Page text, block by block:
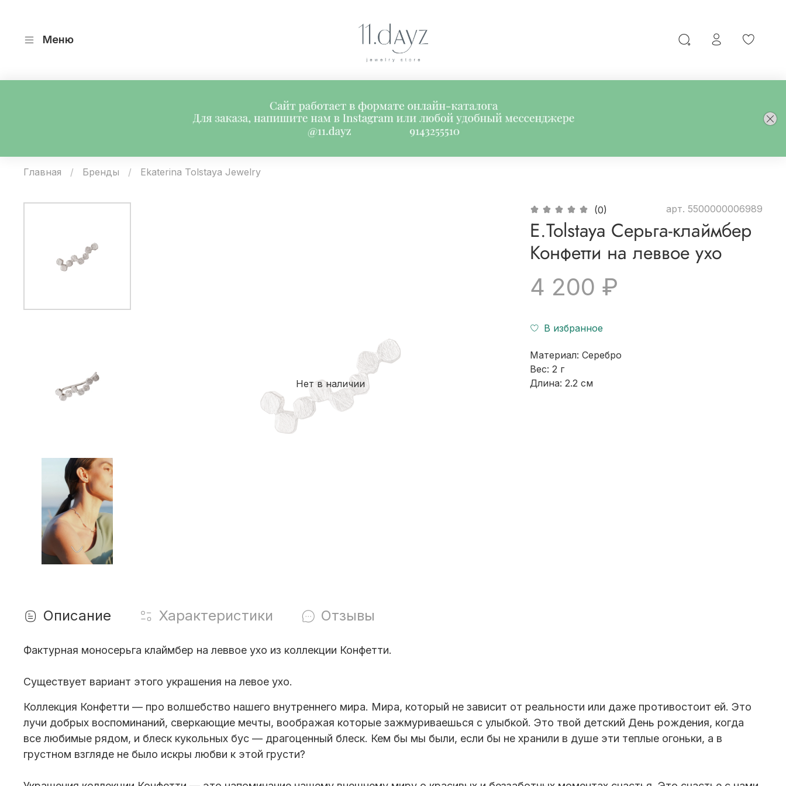
Меню
Главная Бренды Ekaterina Tolstaya Jewelry
Нет в наличии
(0) арт. 5500000006989
E.Tolstaya Серьга-клаймбер
Конфетти на леввое ухо
4 200 ₽
В избранное
Материал: Серебро
Вес: 2 г
Длина: 2.2 см
Описание Характеристики Отзывы
Фактурная моносерьга клаймбер на леввое ухо из коллекции Конфетти.
Существует вариант этого украшения на левое ухо.
Коллекция Конфетти — про волшебство нашего внутреннего мира. Мира, который не зависит от реальности или даже противостоит ей. Это
лучи добрых воспоминаний, сверкающие мечты, воображая которые зажмуриваешься с улыбкой. Это твой детский День рождения, когда
все любимые рядом, и блеск кукольных бус — драгоценный блеск. Кем бы мы были, если бы не хранили в душе эти теплые огоньки, а в
грустном взгляде не было искры любви к этой грусти?